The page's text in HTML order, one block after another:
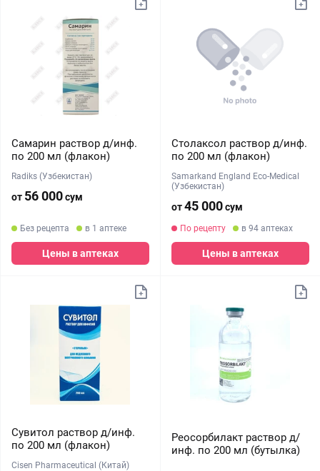
Самарин раствор д/инф.
по 200 мл (флакон)
Radiks (Узбекистан)
от 56 000сум
Без рецепта в 1 аптеке
Цены в аптеках
Столаксол раствор д/инф.
по 200 мл (флакон)
Samarkand England Eco-Medical
(Узбекистан)
от45 000сум
По рецепту в 94 аптеках
Цены в аптеках
Сувитол раствор д/инф.
по 200 мл (флакон)
Cisen Pharmaceutical (Китай)
Реосорбилакт раствор д/
инф. по 200 мл (бутылка)